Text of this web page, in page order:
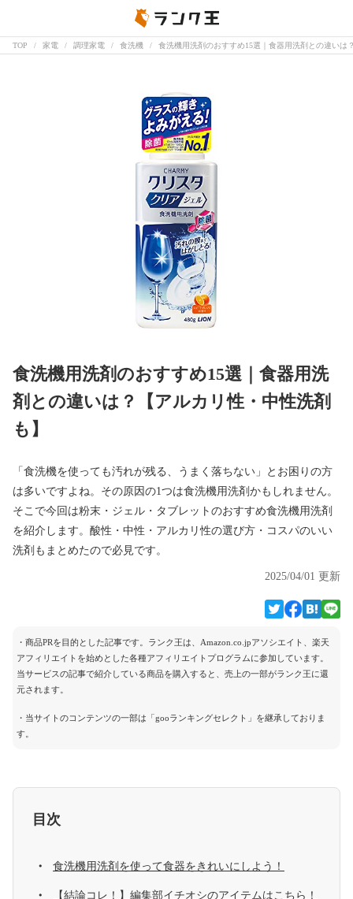
TOP 家電 調理家電 食洗機 食洗機用洗剤のおすすめ15選｜食器用洗剤との違いは
食洗機用洗剤のおすすめ15選｜食器用洗
剤との違いは？【アルカリ性・中性洗剤
も】
「食洗機を使っても汚れが残る、うまく落ちない」とお困りの方
は多いですよね。その原因の1つは食洗機用洗剤かもしれません。
そこで今回は粉末・ジェル・タブレットのおすすめ食洗機用洗剤
を紹介します。酸性・中性・アルカリ性の選び方・コスパのいい
洗剤もまとめたので必見です。
2025/04/01 更新
・商品PRを目的とした記事です。ランク王は、Amazon.co.jpアソシエイト、楽天
アフィリエイトを始めとした各種アフィリエイトプログラムに参加しています。
当サービスの記事で紹介している商品を購入すると、売上の一部がランク王に還
元されます。
・当サイトのコンテンツの一部は「gooランキングセレクト」を継承しておりま
す。
目次
食洗機用洗剤を使って食器をきれいにしよう！
【結論コレ！】編集部イチオシのアイテムはこちら！